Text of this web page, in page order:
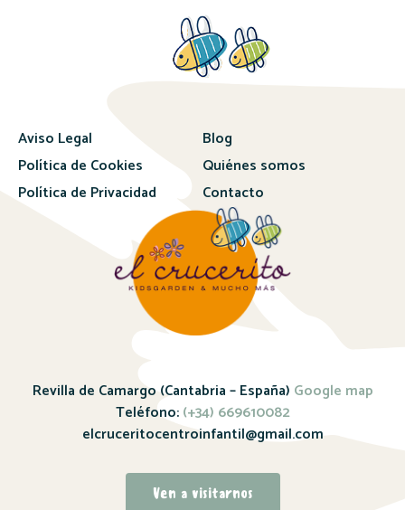
Aviso Legal
Política de Cookies
Política de Privacidad
Blog
Quiénes somos
Contacto
Revilla de Camargo (Cantabria – España) Google map
Teléfono:(+34) 669610082
elcruceritocentroinfantil@gmail.com
Ven a visitarnos